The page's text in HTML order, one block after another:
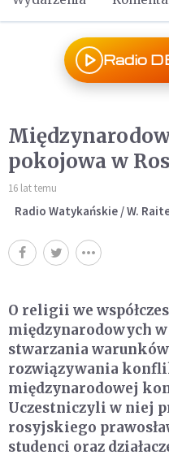
Radio
pokojowa w
16 lat temu
Radio Watykańskie / W.
O religii we
międzynarodowych
stwarzania
rozwiązywania
międzynarodowej
Uczestniczyli w niej
rosyjskiego
studenci oraz